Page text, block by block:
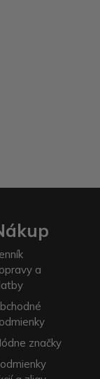
a
značky